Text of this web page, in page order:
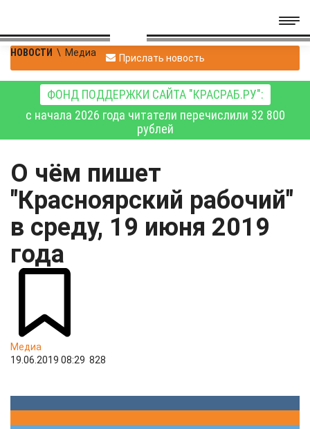
НОВОСТИ \ Медиа Прислать новость
ФОНД ПОДДЕРЖКИ САЙТА "КРАСРАБ.РУ":
с начала 2026 года читатели перечислили 32 800
рублей
О чём пишет
"Красноярский рабочий"
в среду, 19 июня 2019
года
Медиа
19.06.2019 08:29 828